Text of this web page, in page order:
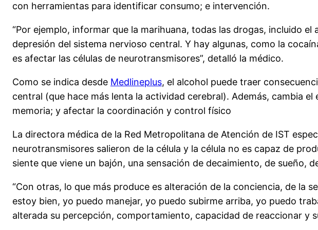
con herramientas para identificar consumo; e intervención.
“Por ejemplo, informar que la marihuana, todas las drogas, incluido
depresión del sistema nervioso central. Y hay algunas, como la
es afectar las células de neurotransmisores”, detalló la médico.
Como se indica desde Medlineplus, el alcohol puede traer
central (que hace más lenta la actividad cerebral). Además, cambia
memoria; y afectar la coordinación y control físico
La directora médica de la Red Metropolitana de Atención de IST
neurotransmisores salieron de la célula y la célula no es capaz de
siente que viene un bajón, una sensación de decaimiento, de sueño,
“Con otras, lo que más produce es alteración de la conciencia, de la
estoy bien, yo puedo manejar, yo puedo subirme arriba, yo puedo
alterada su percepción, comportamiento, capacidad de reaccionar y